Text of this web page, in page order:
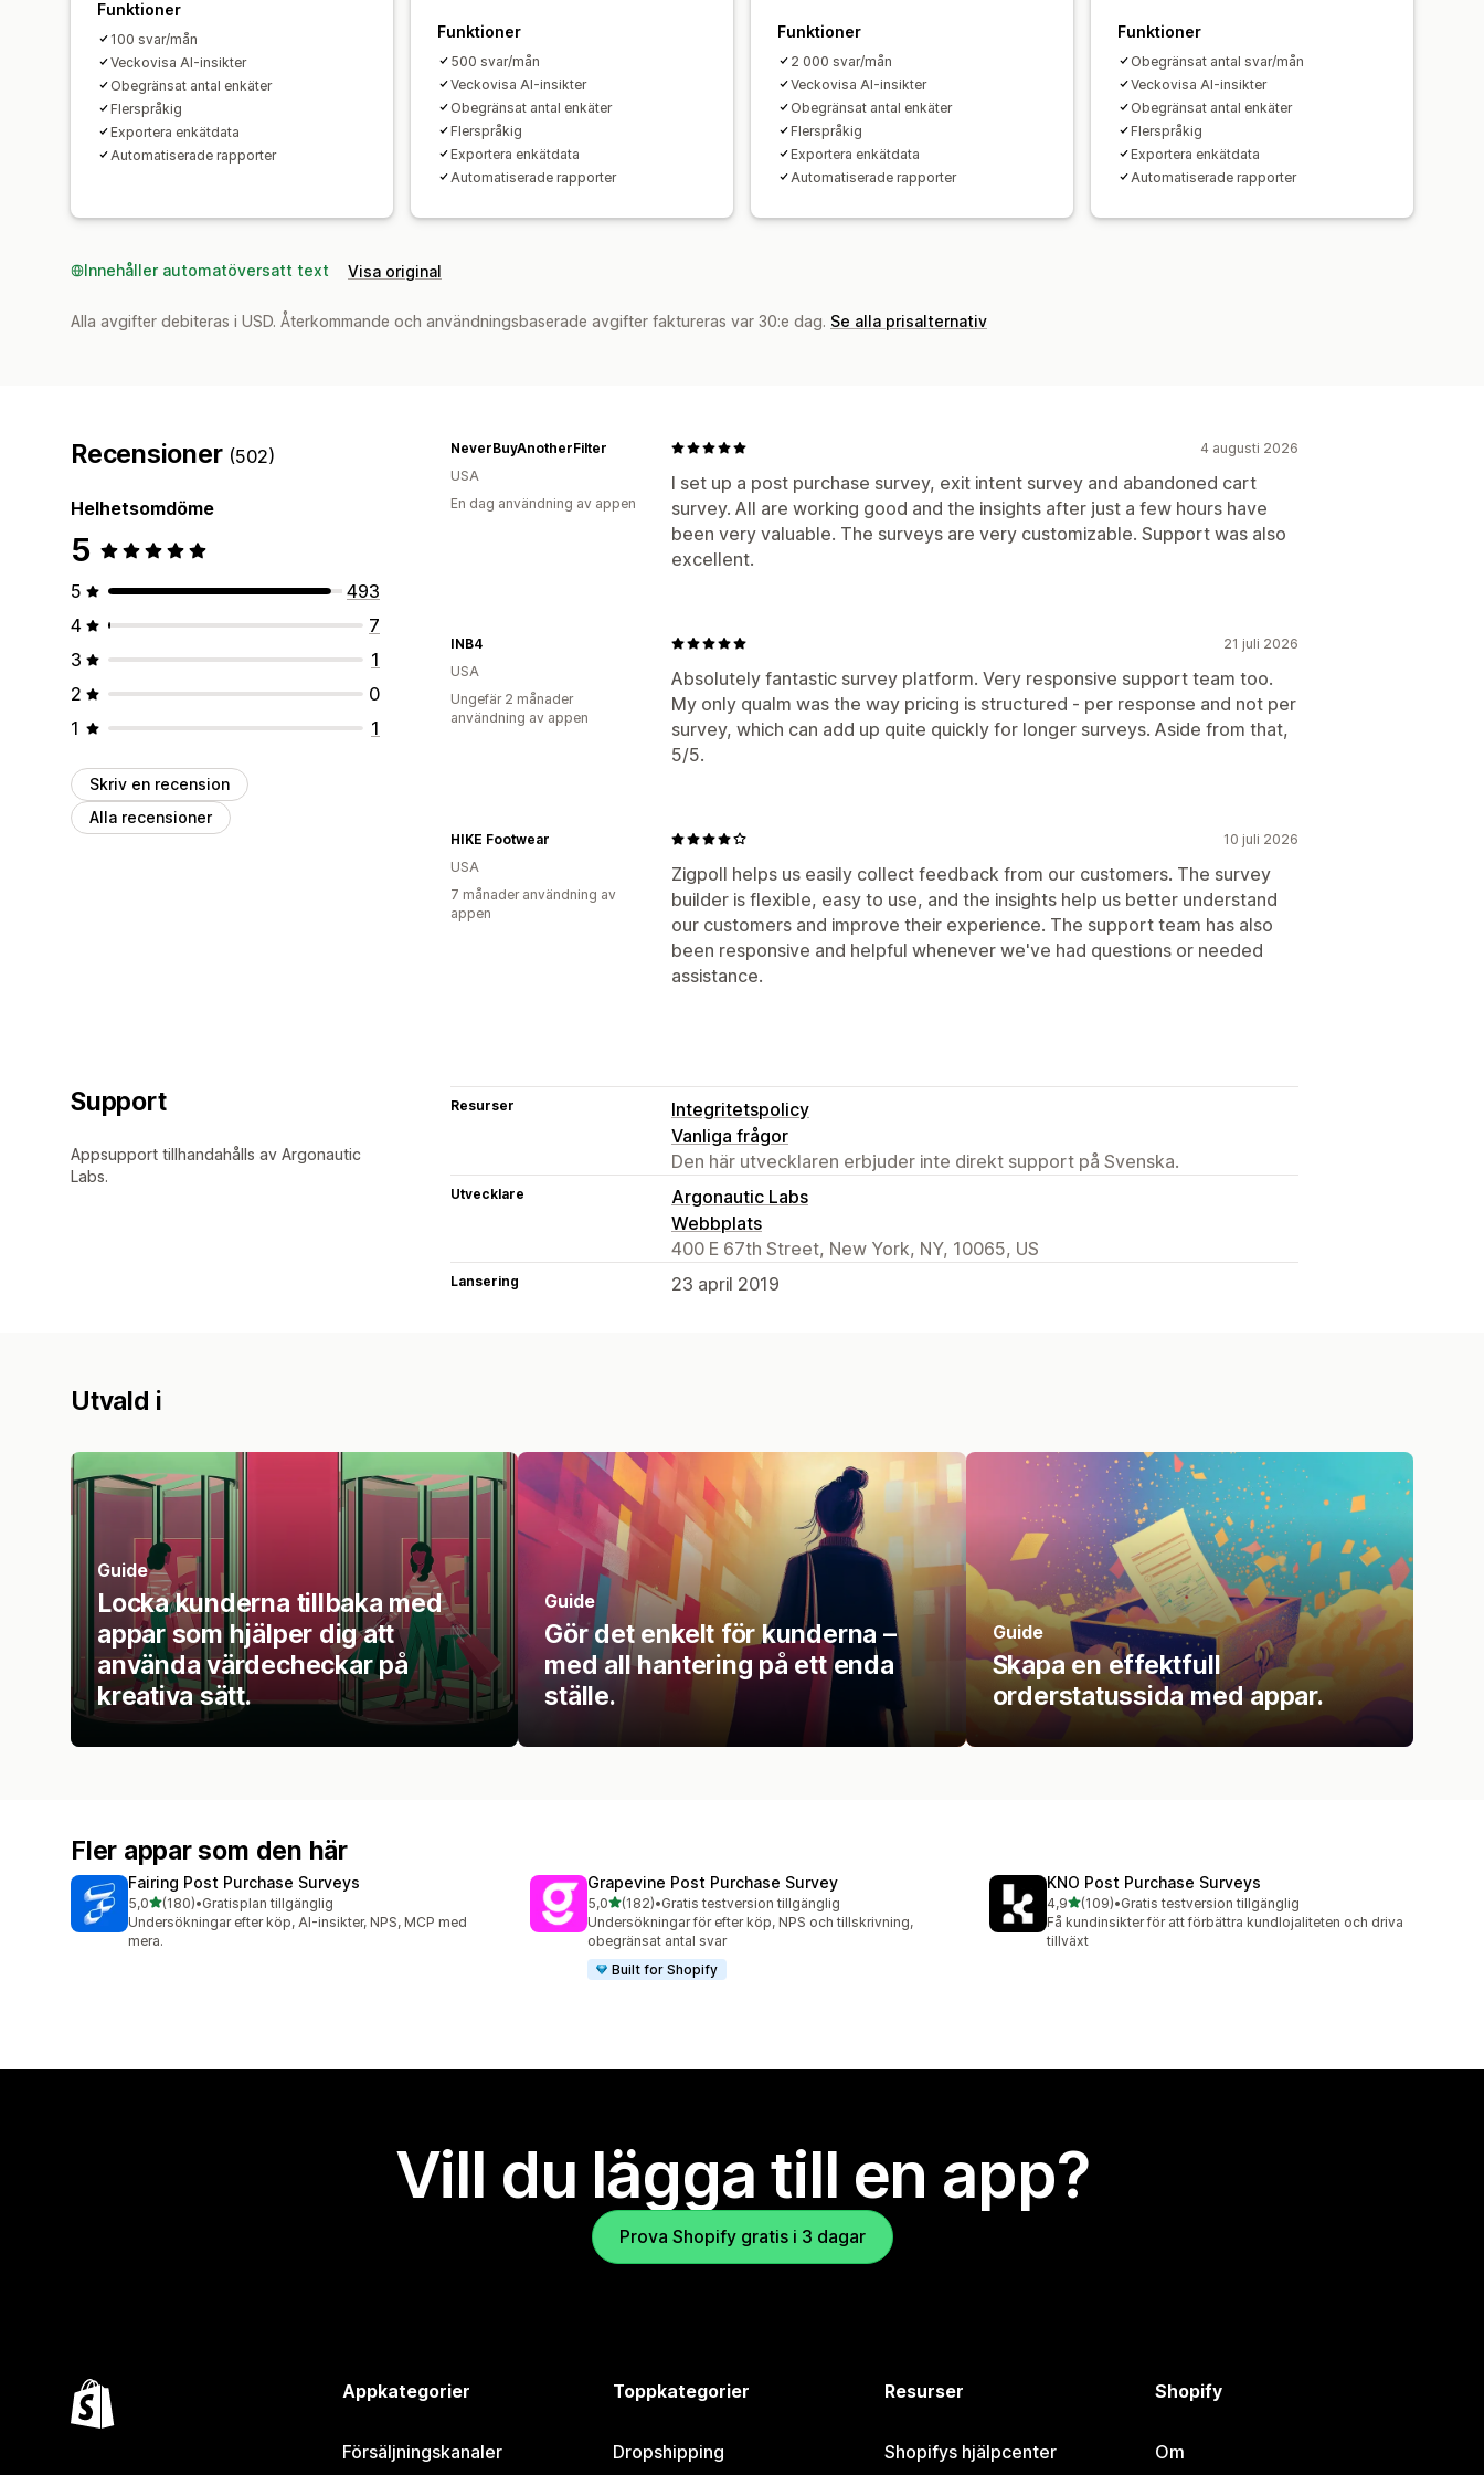
Funktioner
100 svar/mån
Veckovisa AI-insikter
Obegränsat antal enkäter
Flerspråkig
Exportera enkätdata
Automatiserade rapporter
Funktioner
500 svar/mån
Veckovisa AI-insikter
Obegränsat antal enkäter
Flerspråkig
Exportera enkätdata
Automatiserade rapporter
Funktioner
2 000 svar/mån
Veckovisa AI-insikter
Obegränsat antal enkäter
Flerspråkig
Exportera enkätdata
Automatiserade rapporter
Funktioner
Obegränsat antal svar/mån
Veckovisa AI-insikter
Obegränsat antal enkäter
Flerspråkig
Exportera enkätdata
Automatiserade rapporter
Innehåller automatöversatt text Visa original
Alla avgifter debiteras i USD. Återkommande och användningsbaserade avgifter faktureras var 30:e dag. Se alla prisalternativ
Recensioner (502)
Helhetsomdöme
5
5
493
4
7
3
1
2
0
1
1
Skriv en recension
Alla recensioner
4 augusti 2026
I set up a post purchase survey, exit intent survey and abandoned cart
survey. All are working good and the insights after just a few hours have
been very valuable. The surveys are very customizable. Support was also
excellent.
NeverBuyAnotherFilter
USA
En dag användning av appen
21 juli 2026
Absolutely fantastic survey platform. Very responsive support team too.
My only qualm was the way pricing is structured - per response and not per
survey, which can add up quite quickly for longer surveys. Aside from that,
5/5.
INB4
USA
Ungefär 2 månader
användning av appen
10 juli 2026
Zigpoll helps us easily collect feedback from our customers. The survey
builder is flexible, easy to use, and the insights help us better understand
our customers and improve their experience. The support team has also
been responsive and helpful whenever we've had questions or needed
assistance.
HIKE Footwear
USA
7 månader användning av
appen
Support
Appsupport tillhandahålls av Argonautic
Labs.
Resurser
Integritetspolicy
Vanliga frågor
Den här utvecklaren erbjuder inte direkt support på Svenska.
Utvecklare
Argonautic Labs
Webbplats
400 E 67th Street, New York, NY, 10065, US
Lansering 23 april 2019
Utvald i
Guide
Locka kunderna tillbaka med
appar som hjälper dig att
använda värdecheckar på
kreativa sätt.
Guide
Gör det enkelt för kunderna –
med all hantering på ett enda
ställe.
Guide
Skapa en effektfull
orderstatussida med appar.
Fler appar som den här
Fairing Post Purchase Surveys
5,0av 5 stjärnor
(180)
180 recensioner totalt
•Gratisplan tillgänglig
Undersökningar efter köp, AI-insikter, NPS, MCP med
mera.
Grapevine Post Purchase Survey
5,0av 5 stjärnor
(182)
182 recensioner totalt
•Gratis testversion tillgänglig
Undersökningar för efter köp, NPS och tillskrivning,
obegränsat antal svar
Built for Shopify
KNO Post Purchase Surveys
4,9av 5 stjärnor
(109)
109 recensioner totalt
•Gratis testversion tillgänglig
Få kundinsikter för att förbättra kundlojaliteten och driva
tillväxt
Vill du lägga till en app?
Prova Shopify gratis i 3 dagar
Appkategorier
Försäljningskanaler
Toppkategorier
Dropshipping
Resurser
Shopifys hjälpcenter
Shopify
Om